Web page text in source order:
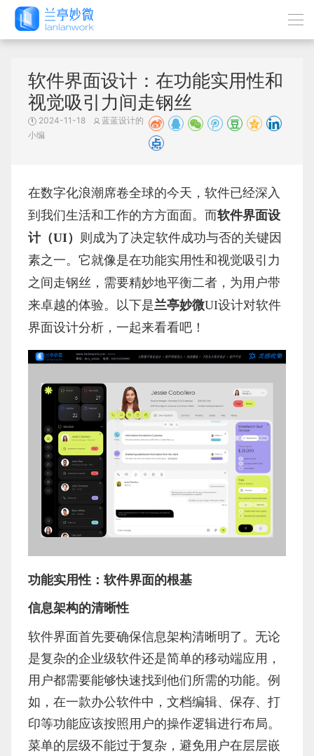
软件界面设计：在功能实用性和
视觉吸引力间走钢丝
2024-11-18
蓝蓝设计的
小编
在数字化浪潮席卷全球的今天，软件已经深入
到我们生活和工作的方方面面。而软件界面设
计（UI） 则成为了决定软件成功与否的关键因
素之一。它就像是在功能实用性和视觉吸引力
之间走钢丝，需要精妙地平衡二者，为用户带
来卓越的体验。以下是兰亭妙微UI设计对软件
界面设计分析，一起来看看吧！
功能实用性：软件界面的根基
信息架构的清晰性
软件界面首先要确保信息架构清晰明了。无论
是复杂的企业级软件还是简单的移动端应用，
用户都需要能够快速找到他们所需的功能。例
如，在一款办公软件中，文档编辑、保存、打
印等功能应该按照用户的操作逻辑进行布局。
菜单的层级不能过于复杂，避免用户在层层嵌